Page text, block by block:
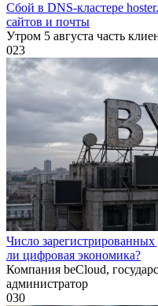
Сбой в DNS-кластере
сайтов и почты
Утром 5 августа часть
023
Число зарегистрированных
ли цифровая экономика?
Компания beCloud,
администратор
030